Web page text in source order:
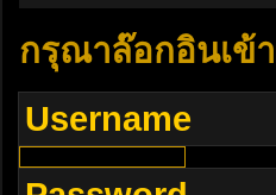
กรุณาล๊อกอินเข้
Username